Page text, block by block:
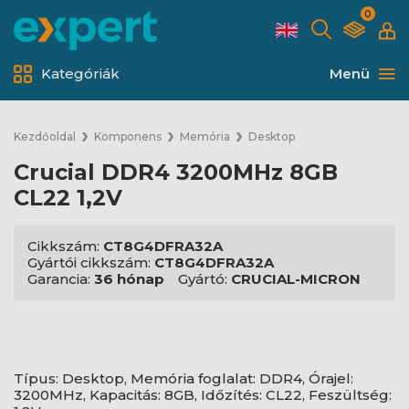
0
Menü
Kategóriák
Kezdőoldal Komponens Memória Desktop
Crucial DDR4 3200MHz 8GB
CL22 1,2V
Cikkszám: CT8G4DFRA32A
Gyártói cikkszám: CT8G4DFRA32A
Garancia: 36 hónap Gyártó: CRUCIAL-MICRON
Típus: Desktop, Memória foglalat: DDR4, Órajel:
3200MHz, Kapacitás: 8GB, Időzítés: CL22, Feszültség: